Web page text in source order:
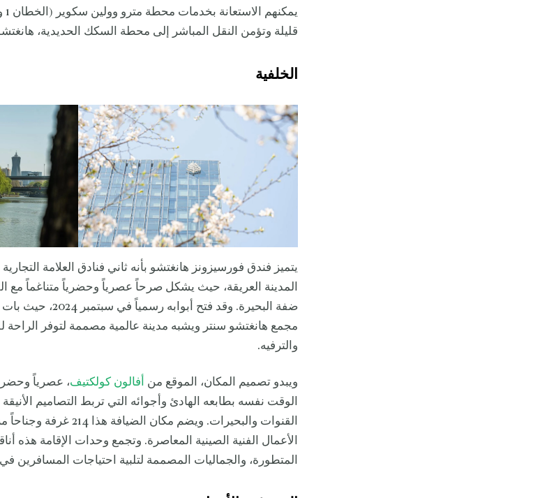
قليلة وتؤمن النقل المباشر إلى محطة السكك الحديدية، هانغتشو إيست،
الخلفية
يتميز فندق فورسيزونز هانغتشو بأنه ثاني فنادق العلامة
المدينة العريقة، حيث يشكل صرحاً عصرياً وحضرياً متناغماً مع
ضفة البحيرة. وقد فتح
مجمع هانغتشو سنتر ويشبه مدينة عالمية مصممة لتوفر
والترفيه.
ويبدو تصميم المكان، الموقع من أفالون كولكتيف، عصرياً
الوقت نفسه بطابعه الهادئ وأجوائه التي تربط التصاميم
القنوات والبحيرات. ويضم مكان
الأعمال الفنية الصينية المعاصرة. وتجمع وحدات الإقامة هذه
المتطورة، والجماليات المصممة لتلبية احتياجات المسافرين